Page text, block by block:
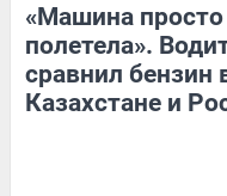
«Машина просто
полетела».
сравнил бензин
Казахстане и